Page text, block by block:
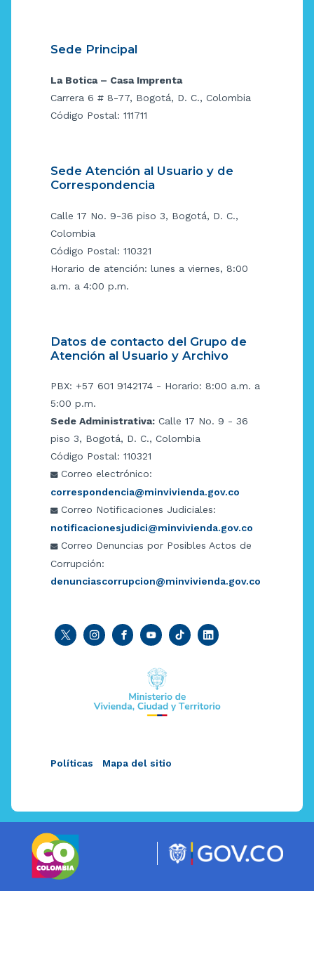
Sede Principal
La Botica – Casa Imprenta
Carrera 6 # 8-77, Bogotá, D. C., Colombia
Código Postal: 111711
Sede Atención al Usuario y de
Correspondencia
Calle 17 No. 9-36 piso 3, Bogotá, D. C.,
Colombia
Código Postal: 110321
Horario de atención: lunes a viernes, 8:00
a.m. a 4:00 p.m.
Datos de contacto del Grupo de
Atención al Usuario y Archivo
PBX: +57 601 9142174 - Horario: 8:00 a.m. a
5:00 p.m.
Sede Administrativa: Calle 17 No. 9 - 36
piso 3, Bogotá, D. C., Colombia
Código Postal: 110321
Correo electrónico:
correspondencia@minvivienda.gov.co
Correo Notificaciones Judiciales:
notificacionesjudici@minvivienda.gov.co
Correo Denuncias por Posibles Actos de
Corrupción:
denunciascorrupcion@minvivienda.gov.co
Políticas Mapa del sitio